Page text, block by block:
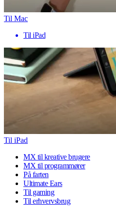
Til Mac
Til iPad
Til iPad
MX til kreative brugere
MX til programmører
På farten
Ultimate Ears
Til gaming
Til erhvervsbrug